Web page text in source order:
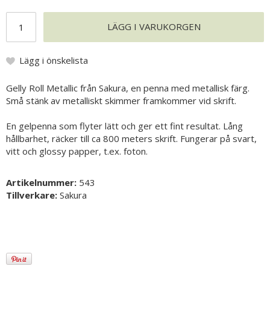
LÄGG I VARUKORGEN
Lägg i önskelista
Gelly Roll Metallic från Sakura, en penna med metallisk färg.
Små stänk av metalliskt skimmer framkommer vid skrift.
En gelpenna som flyter lätt och ger ett fint resultat. Lång
hållbarhet, räcker till ca 800 meters skrift. Fungerar på svart,
vitt och glossy papper, t.ex. foton.
Artikelnummer: 543
Tillverkare: Sakura